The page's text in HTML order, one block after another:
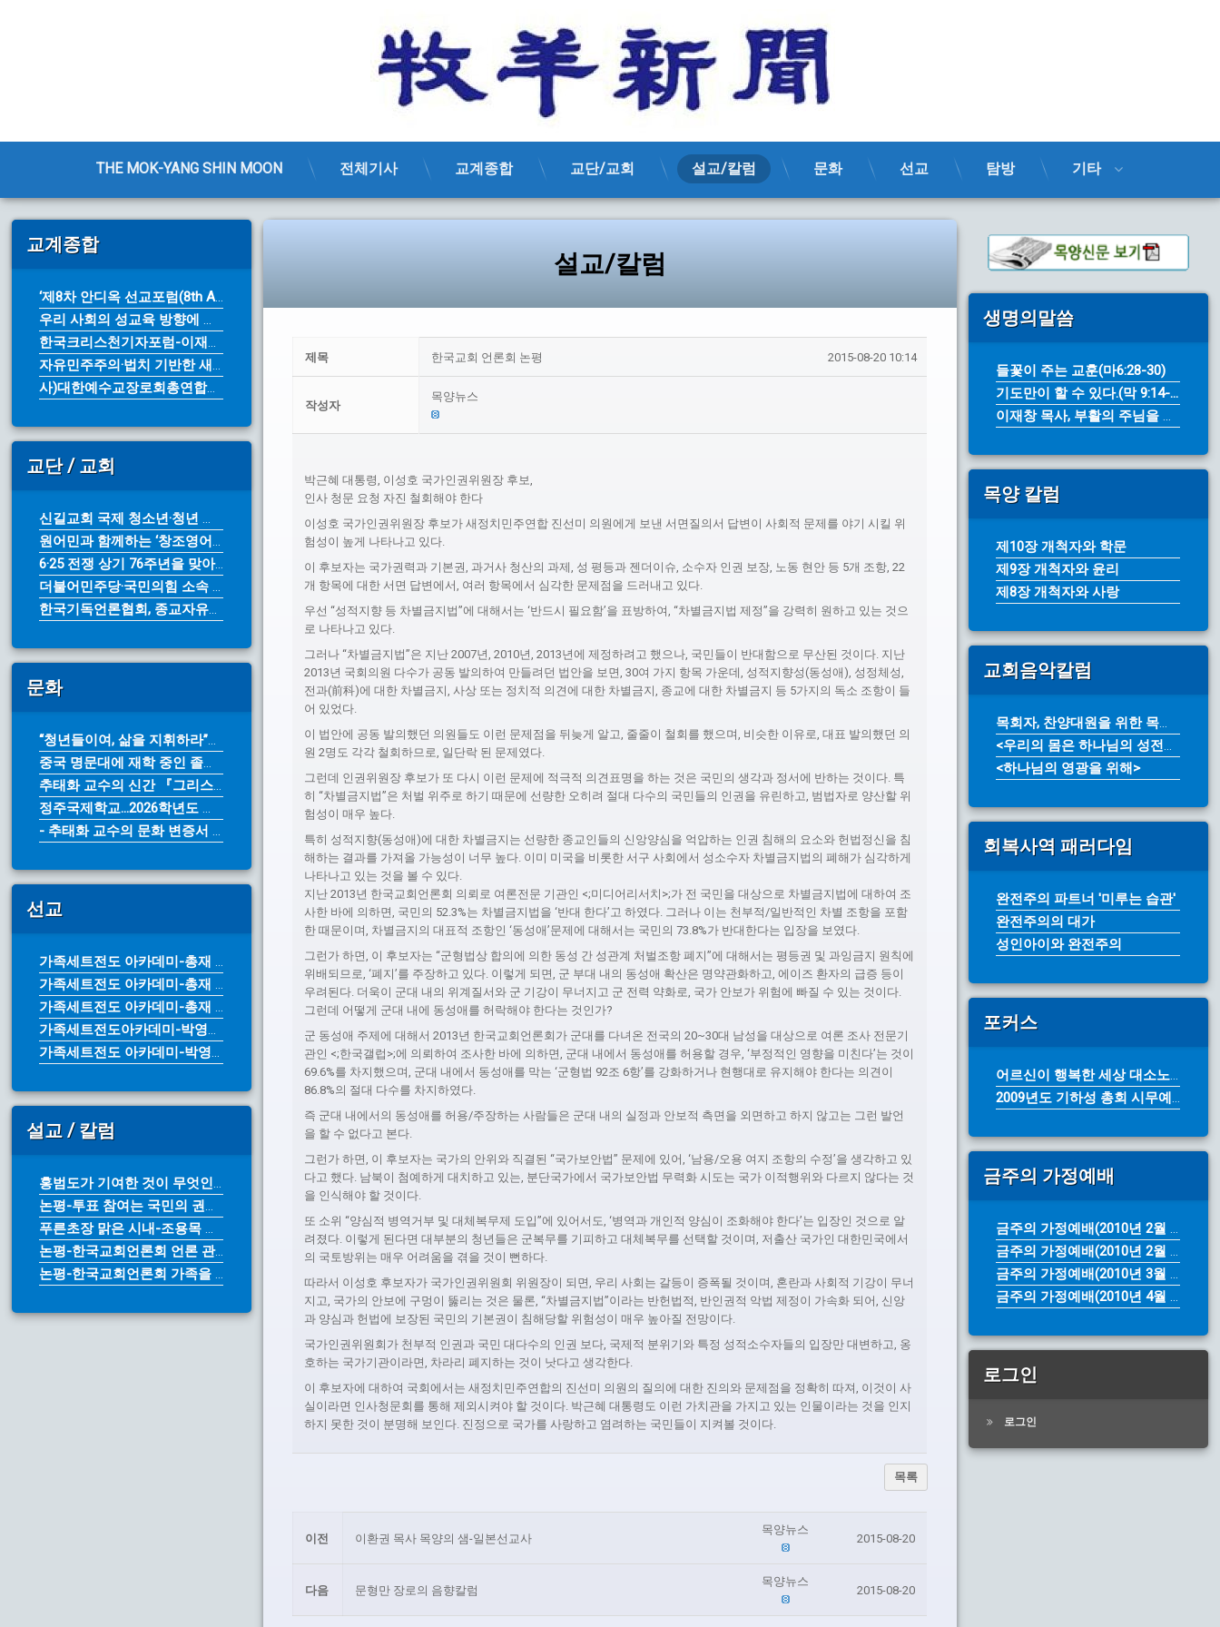
콘
텐
THE MOK-YANG SHIN MOON 전체기사 교계종합 교단/교회 설교/칼럼 문화 선교 탐방 기타
설교/칼럼
제목 한국교회 언론회 논평 2015-08-20 10:14
작성자
목양뉴스
박근혜 대통령, 이성호 국가인권위원장 후보,
인사 청문 요청 자진 철회해야 한다
이성호 국가인권위원장 후보가 새정치민주연합 진선미 의원에게 보낸 서면질의서 답변이 사회적 문제를 야기 시킬 위
험성이 높게 나타나고 있다.
이 후보자는 국가권력과 기본권, 과거사 청산의 과제, 성 평등과 젠더이슈, 소수자 인권 보장, 노동 현안 등 5개 조항, 22
개 항목에 대한 서면 답변에서, 여러 항목에서 심각한 문제점을 드러내고 있다.
우선 “성적지향 등 차별금지법”에 대해서는 ‘반드시 필요함’을 표방하여, “차별금지법 제정”을 강력히 원하고 있는 것으
로 나타나고 있다.
그러나 “차별금지법”은 지난 2007년, 2010년, 2013년에 제정하려고 했으나, 국민들이 반대함으로 무산된 것이다. 지난
2013년 국회의원 다수가 공동 발의하여 만들려던 법안을 보면, 30여 가지 항목 가운데, 성적지향성(동성애), 성정체성,
전과(前科)에 대한 차별금지, 사상 또는 정치적 의견에 대한 차별금지, 종교에 대한 차별금지 등 5가지의 독소 조항이 들
어 있었다.
이 법안에 공동 발의했던 의원들도 이런 문제점을 뒤늦게 알고, 줄줄이 철회를 했으며, 비슷한 이유로, 대표 발의했던 의
원 2명도 각각 철회하므로, 일단락 된 문제였다.
그런데 인권위원장 후보가 또 다시 이런 문제에 적극적 의견표명을 하는 것은 국민의 생각과 정서에 반하는 것이다. 특
히 “차별금지법”은 처벌 위주로 하기 때문에 선량한 오히려 절대 다수의 국민들의 인권을 유린하고, 범법자로 양산할 위
험성이 매우 높다.
특히 성적지향(동성애)에 대한 차별금지는 선량한 종교인들의 신앙양심을 억압하는 인권 침해의 요소와 헌법정신을 침
해하는 결과를 가져올 가능성이 너무 높다. 이미 미국을 비롯한 서구 사회에서 성소수자 차별금지법의 폐해가 심각하게
나타나고 있는 것을 볼 수 있다.
지난 2013년 한국교회언론회 의뢰로 여론전문 기관인 <;미디어리서치>;가 전 국민을 대상으로 차별금지법에 대하여 조
사한 바에 의하면, 국민의 52.3%는 차별금지법을 ‘반대 한다’고 하였다. 그러나 이는 천부적/일반적인 차별 조항을 포함
한 때문이며, 차별금지의 대표적 조항인 ‘동성애’문제에 대해서는 국민의 73.8%가 반대한다는 입장을 보였다.
그런가 하면, 이 후보자는 “군형법상 합의에 의한 동성 간 성관계 처벌조항 폐지”에 대해서는 평등권 및 과잉금지 원칙에
위배되므로, ‘폐지’를 주장하고 있다. 이렇게 되면, 군 부대 내의 동성애 확산은 명약관화하고, 에이즈 환자의 급증 등이
우려된다. 더욱이 군대 내의 위계질서와 군 기강이 무너지고 군 전력 약화로, 국가 안보가 위험에 빠질 수 있는 것이다.
그런데 어떻게 군대 내에 동성애를 허락해야 한다는 것인가?
군 동성애 주제에 대해서 2013년 한국교회언론회가 군대를 다녀온 전국의 20~30대 남성을 대상으로 여론 조사 전문기
관인 <;한국갤럽>;에 의뢰하여 조사한 바에 의하면, 군대 내에서 동성애를 허용할 경우, ‘부정적인 영향을 미친다’는 것이
69.6%를 차지했으며, 군대 내에서 동성애를 막는 ‘군형법 92조 6항’를 강화하거나 현행대로 유지해야 한다는 의견이
86.8%의 절대 다수를 차지하였다.
즉 군대 내에서의 동성애를 허용/주장하는 사람들은 군대 내의 실정과 안보적 측면을 외면하고 하지 않고는 그런 발언
을 할 수 없다고 본다.
그런가 하면, 이 후보자는 국가의 안위와 직결된 “국가보안법” 문제에 있어, ‘남용/오용 여지 조항의 수정’을 생각하고 있
다고 했다. 남북이 첨예하게 대치하고 있는, 분단국가에서 국가보안법 무력화 시도는 국가 이적행위와 다르지 않다는 것
을 인식해야 할 것이다.
또 소위 “양심적 병역거부 및 대체복무제 도입”에 있어서도, ‘병역과 개인적 양심이 조화해야 한다’는 입장인 것으로 알
려졌다. 이렇게 된다면 대부분의 청년들은 군복무를 기피하고 대체복무를 선택할 것이며, 저출산 국가인 대한민국에서
의 국토방위는 매우 어려움을 겪을 것이 뻔하다.
따라서 이성호 후보자가 국가인권위원회 위원장이 되면, 우리 사회는 갈등이 증폭될 것이며, 혼란과 사회적 기강이 무너
지고, 국가의 안보에 구멍이 뚫리는 것은 물론, “차별금지법”이라는 반헌법적, 반인권적 악법 제정이 가속화 되어, 신앙
과 양심과 헌법에 보장된 국민의 기본권이 침해당할 위험성이 매우 높아질 전망이다.
국가인권위원회가 천부적 인권과 국민 대다수의 인권 보다, 국제적 분위기와 특정 성적소수자들의 입장만 대변하고, 옹
호하는 국가기관이라면, 차라리 폐지하는 것이 낫다고 생각한다.
이 후보자에 대하여 국회에서는 새정치민주연합의 진선미 의원의 질의에 대한 진의와 문제점을 정확히 따져, 이것이 사
실이라면 인사청문회를 통해 제외시켜야 할 것이다. 박근혜 대통령도 이런 가치관을 가지고 있는 인물이라는 것을 인지
하지 못한 것이 분명해 보인다. 진정으로 국가를 사랑하고 염려하는 국민들이 지켜볼 것이다.
목록
이전 이환권 목사 목양의 샘-일본선교사
목양뉴스
2015-08-20
다음 문형만 장로의 음향칼럼
목양뉴스
2015-08-20
교계종합
‘제8차 안디옥 선교포럼(8th An...
우리 사회의 성교육 방향에 대한 근본...
한국크리스천기자포럼-이재명 대통령의 ...
자유민주주의·법치 기반한 새로운 10...
사)대한예수교장로회총연합회 제76주년...
교단 / 교회
신길교회 국제 청소년·청년 성령 컨퍼...
원어민과 함께하는 ‘창조영어캠프’ 7...
6·25 전쟁 상기 76주년을 맞아 ...
더불어민주당·국민의힘 소속 광역단체장...
한국기독언론협회, 종교자유정책연구원에...
문화
“청년들이여, 삶을 지휘하라”… 아르...
중국 명문대에 재학 중인 졸업생들 참...
추태화 교수의 신간 『그리스도인의 영...
정주국제학교...2026학년도 가을학...
- 추태화 교수의 문화 변증서 《그리...
선교
가족세트전도 아카데미-총재 박영수 목...
가족세트전도 아카데미-총재 박영수 목...
가족세트전도 아카데미-총재 박영수 목...
가족세트전도아카데미-박영수 목사
가족세트전도 아카데미-박영수 목사
설교 / 칼럼
홍범도가 기여한 것이 무엇인가?-한국...
논평-투표 참여는 국민의 권리이자 의...
푸른초장 맑은 시내-조용목 목사
논평-한국교회언론회 언론 관계법 개...
논평-한국교회언론회 가족을 위한다며...
생명의말씀
들꽃이 주는 교훈(마6:28-30)
기도만이 할 수 있다.(막 9:14-...
이재창 목사, 부활의 주님을 전하라(...
목양 칼럼
제10장 개척자와 학문
제9장 개척자와 윤리
제8장 개척자와 사랑
교회음악칼럼
목회자, 찬양대원을 위한 목소리 개발...
<우리의 몸은 하나님의 성전입니다>
<하나님의 영광을 위해>
회복사역 패러다임
완전주의 파트너 '미루는 습관'
완전주의의 대가
성인아이와 완전주의
포커스
어르신이 행복한 세상 대소노인복지센터...
2009년도 기하성 총회 시무예배 성...
금주의 가정예배
금주의 가정예배(2010년 2월 28...
금주의 가정예배(2010년 2월 14...
금주의 가정예배(2010년 3월 28...
금주의 가정예배(2010년 4월 4일...
로그인
로그인